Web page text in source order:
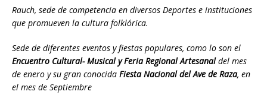
Rauch, sede de competencia en diversos Deportes e instituciones
que promueven la cultura folklórica.
Sede de diferentes eventos y fiestas populares, como lo son el
Encuentro Cultural- Musical y Feria Regional Artesanal del mes
de enero y su gran conocida Fiesta Nacional del Ave de Raza, en
el mes de Septiembre